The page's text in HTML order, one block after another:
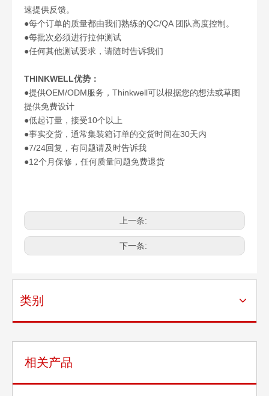
速提供反馈。
●每个订单的质量都由我们熟练的QC/QA 团队高度控制。
●每批次必须进行拉伸测试
●任何其他测试要求，请随时告诉我们
THINKWELL优势：
●提供OEM/ODM服务，Thinkwell可以根据您的想法或草图
提供免费设计
●低起订量，接受10个以上
●事实交货，通常集装箱订单的交货时间在30天内
●7/24回复，有问题请及时告诉我
●12个月保修，任何质量问题免费退货
上一条:
下一条:
类别
相关产品